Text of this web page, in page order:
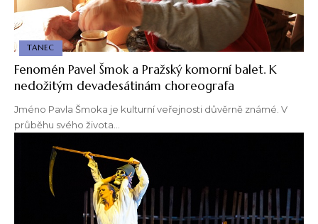
TANEC
Fenomén Pavel Šmok a Pražský komorní balet. K
nedožitým devadesátinám choreografa
Jméno Pavla Šmoka je kulturní veřejnosti důvěrně známé. V
průběhu svého života…